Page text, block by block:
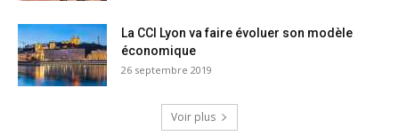
La CCI Lyon va faire évoluer son modèle
économique
26 septembre 2019
Voir plus